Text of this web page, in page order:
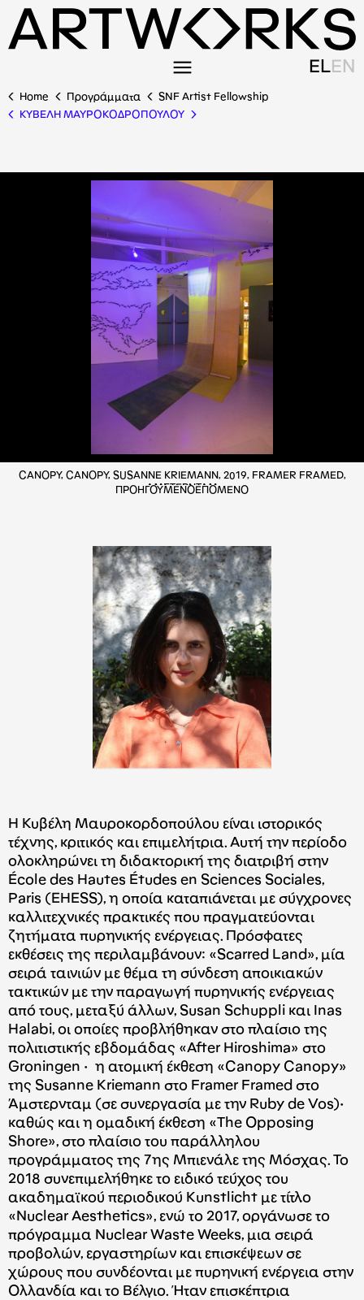
ELEN
Home Προγράμματα
SNF Artist Fellowship
ΚΥΒΕΛΗ ΜΑΥΡΟΚΟΔΡΟΠΟΥΛΟΥ
CANOPY, CANOPY, SUSANNE KRIEMANN, 2019, FRAMER FRAMED,
ΑΜΣΤΕΡΝΤΑΜ
ΠΡΟΗΓΟΥΜΕΝΟΕΠΟΜΕΝΟ
Η Κυβέλη Μαυροκορδοπούλου είναι ιστορικός
τέχνης, κριτικός και επιμελήτρια. Αυτή την περίοδο
ολοκληρώνει τη διδακτορική της διατριβή στην
École des Hautes Études en Sciences Sociales,
Paris (EHESS), η οποία καταπιάνεται με σύγχρονες
καλλιτεχνικές πρακτικές που πραγματεύονται
ζητήματα πυρηνικής ενέργειας. Πρόσφατες
εκθέσεις της περιλαμβάνουν: «Scarred Land», μία
σειρά ταινιών με θέμα τη σύνδεση αποικιακών
τακτικών με την παραγωγή πυρηνικής ενέργειας
από τους, μεταξύ άλλων, Susan Schuppli και Inas
Halabi, οι οποίες προβλήθηκαν στο πλαίσιο της
πολιτιστικής εβδομάδας «After Hiroshima» στο
Groningen · η ατομική έκθεση «Canopy Canopy»
της Susanne Kriemann στο Framer Framed στο
Άμστερνταμ (σε συνεργασία με την Ruby de Vos)·
καθώς και η ομαδική έκθεση «The Opposing
Shore», στο πλαίσιο του παράλληλου
προγράμματος της 7ης Μπιενάλε της Μόσχας. To
2018 συνεπιμελήθηκε το ειδικό τεύχος του
ακαδημαϊκού περιοδικού Kunstlicht με τίτλο
«Nuclear Aesthetics», ενώ το 2017, οργάνωσε το
πρόγραμμα Nuclear Waste Weeks, μια σειρά
προβολών, εργαστηρίων και επισκέψεων σε
χώρους που συνδέονται με πυρηνική ενέργεια στην
Ολλανδία και το Βέλγιο. Ήταν επισκέπτρια